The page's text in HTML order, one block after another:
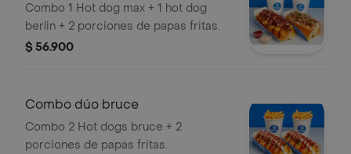
Combo 1 Hot dog max + 1 hot dog
berlin + 2 porciones de papas fritas.
$ 56.900
Combo dúo bruce
Combo 2 Hot dogs bruce + 2
porciones de papas fritas.